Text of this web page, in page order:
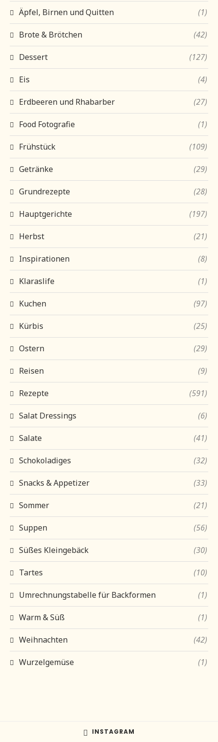
Äpfel, Birnen und Quitten (1)
Brote & Brötchen (42)
Dessert (127)
Eis (4)
Erdbeeren und Rhabarber (27)
Food Fotografie (1)
Frühstück (109)
Getränke (29)
Grundrezepte (28)
Hauptgerichte (197)
Herbst (21)
Inspirationen (8)
Klaraslife (1)
Kuchen (97)
Kürbis (25)
Ostern (29)
Reisen (9)
Rezepte (591)
Salat Dressings (6)
Salate (41)
Schokoladiges (32)
Snacks & Appetizer (33)
Sommer (21)
Suppen (56)
Süßes Kleingebäck (30)
Tartes (10)
Umrechnungstabelle für Backformen (1)
Warm & Süß (1)
Weihnachten (42)
Wurzelgemüse (1)
INSTAGRAM